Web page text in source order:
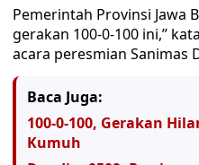
Pemerintah Provinsi Jawa
gerakan 100-0-100 ini,”
acara peresmian Sanimas
Baca Juga:
100-0-100, Gerakan
Kumuh